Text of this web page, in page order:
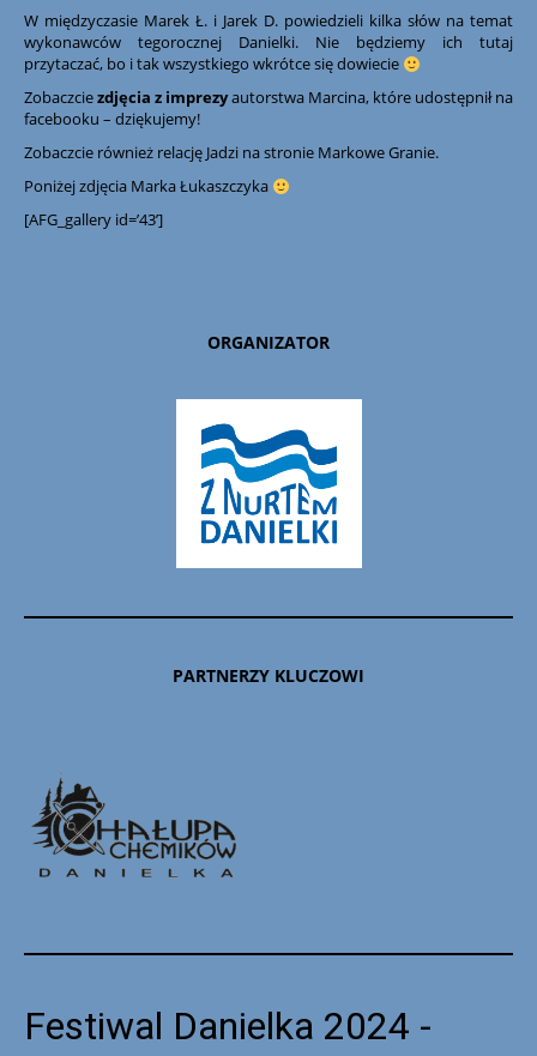
W międzyczasie Marek Ł. i Jarek D. powiedzieli kilka słów na temat
wykonawców tegorocznej Danielki. Nie będziemy ich tutaj
przytaczać, bo i tak wszystkiego wkrótce się dowiecie
Zobaczciezdjęcia z imprezyautorstwa Marcina, które udostępnił na
facebooku – dziękujemy!
Zobaczcie również relację Jadzi na stronie Markowe Granie.
Poniżej zdjęcia Marka Łukaszczyka
[AFG_gallery id=’43’]
ORGANIZATOR
PARTNERZY KLUCZOWI